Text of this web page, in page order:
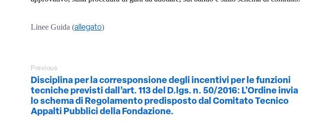
Linee Guida (allegato)
Previous
Disciplina per la corresponsione degli incentivi per le funzioni
tecniche previsti dall’art. 113 del D.lgs. n. 50/2016: L'Ordine invia
lo schema di Regolamento predisposto dal Comitato Tecnico
Appalti Pubblici della Fondazione.